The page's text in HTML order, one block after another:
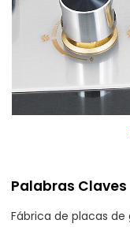
Palabras Claves
Fábrica de placas de